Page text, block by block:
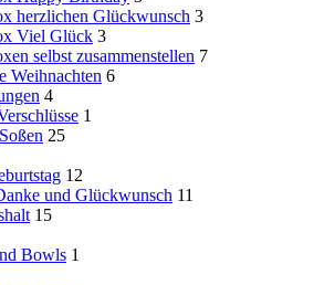
herzlichen Glückwunsch 3
Viel Glück 3
selbst zusammenstellen 7
Weihnachten 6
4
1
25
12
und Glückwunsch 11
15
Bowls 1